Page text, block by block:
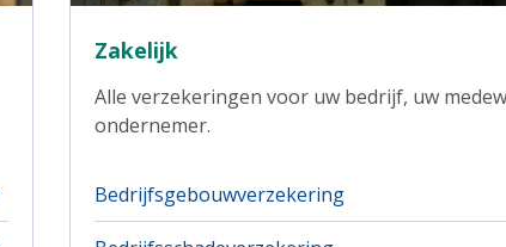
Zakelijk
Alle verzekeringen voor uw bedrijf, uw
ondernemer.
Bedrijfsgebouwverzekering